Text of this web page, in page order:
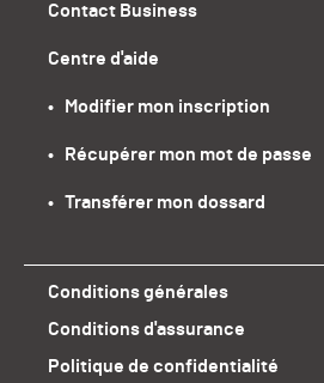
Contact Business
Centre d'aide
•   Modifier mon inscription
•   Récupérer mon mot de passe
•   Transférer mon dossard
Conditions générales
Conditions d'assurance
Politique de confidentialité